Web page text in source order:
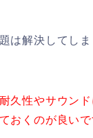
は解決してし
久性やサウン
おくのが良いで